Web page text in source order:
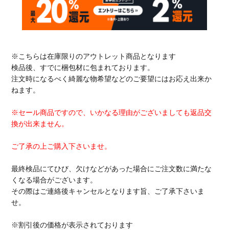
※こちらは在庫限りのアウトレット商品となります
検品後、すでに梱包材に包まれております。
注文時になるべく綺麗な物希望などのご要望にはお応え出来か
ねます。
※セール商品ですので、いかなる理由がございましても返品交
換が出来ません。
ご了承の上ご購入下さいませ。
最終検品にてひび、欠けなどがあった場合にご注文数に満たな
くなる場合がございます。
その際はご連絡後キャンセルとなります旨、ご了承下さいま
せ。
※割引後の価格が表示されております